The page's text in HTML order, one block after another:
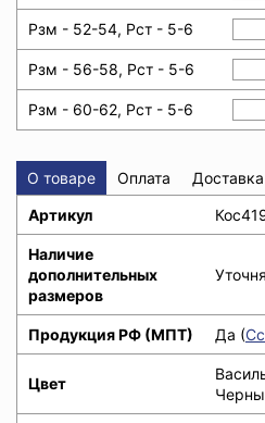
Рзм - 52-54, Рст - 5-6
Рзм - 56-58, Рст - 5-6
Рзм - 60-62, Рст - 5-6
О товаре Оплата Доставка
Артикул
Наличие
дополнительных
размеров
Продукция РФ (МПТ) Да (
Цвет